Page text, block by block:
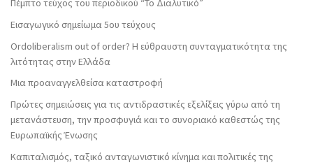
Πέμπτο τεύχος του περιοδικού “Το Διαλυτικό”
Εισαγωγικό σημείωμα 5ου τεύχους
Ordoliberalism out of order? Η εύθραυστη συνταγματικότητα της
λιτότητας στην Ελλάδα
Μια προαναγγελθείσα καταστροφή
Πρώτες σημειώσεις για τις αντιδραστικές εξελίξεις γύρω από τη
μετανάστευση, την προσφυγιά και το συνοριακό καθεστώς της
Ευρωπαϊκής Ένωσης
Καπιταλισμός, ταξικό ανταγωνιστικό κίνημα και πολιτικές της